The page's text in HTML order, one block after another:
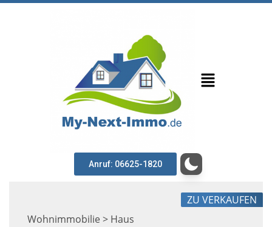
Anruf: 06625-1820
Wohnimmobilie > Haus
ZU VERKAUFEN